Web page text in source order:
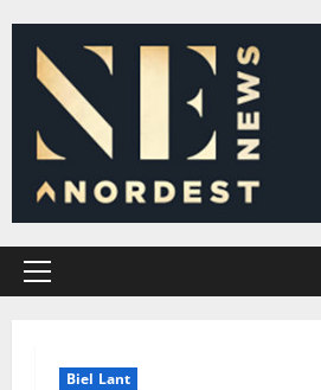
contenuto
Menu
Biel Lant